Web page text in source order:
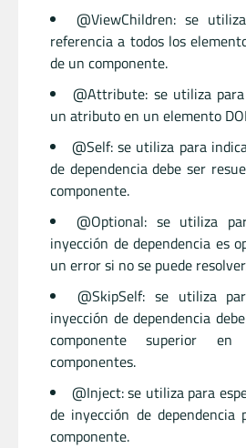
@ViewChildren: se
referencia a todos los
de un componente.
@Attribute: se utiliza
un atributo en un elemento
@Self: se utiliza para
de dependencia debe ser
componente.
@Optional: se utiliza
inyección de dependencia es
un error si no se puede
@SkipSelf: se utiliza
inyección de dependencia
componente superior
componentes.
@Inject: se utiliza para
de inyección de dependencia
componente.